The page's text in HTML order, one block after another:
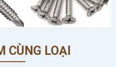
CÙNG LOẠI